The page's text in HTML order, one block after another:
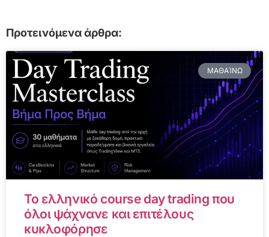
Προτεινόμενα άρθρα:
ΜΑΘΑΊΝΩ
Το ελληνικό course day trading που
όλοι ψάχνανε και επιτέλους
κυκλοφόρησε